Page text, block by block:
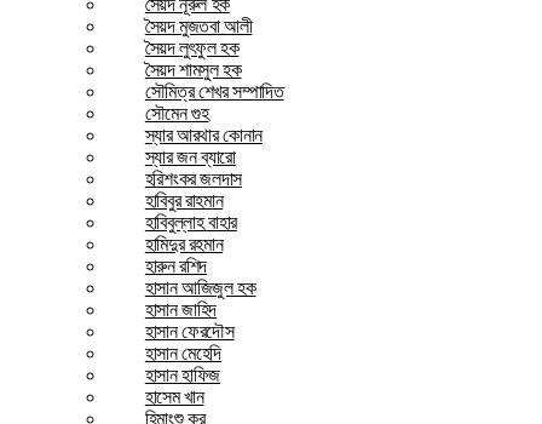
সৈয়দ নূরুল হক
সৈয়দ মুজতবা আলী
সৈয়দ লুৎফুল হক
সৈয়দ শামসুল হক
সৌমিত্র শেখর সম্পাদিত
সৌমেন গুহ
স্যার আরথার কোনান
স্যার জন ব্যারো
হরিশংকর জলদাস
হাবিবুর রাহমান
হাবিবুল্লাহ বাহার
হামিদুর রহমান
হারুন রশিদ
হাসান আজিজুল হক
হাসান জাহিদ
হাসান ফেরদৌস
হাসান মেহেদি
হাসান হাফিজ
হাসেম খান
হিমাংশু কর